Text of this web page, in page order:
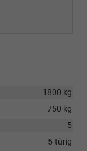
1800 kg
750 kg
5
5-türig